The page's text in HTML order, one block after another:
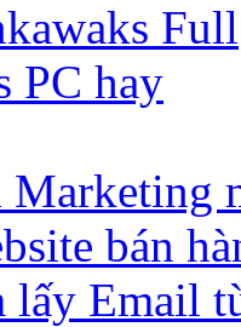
Full
PC hay
bán
lấy Email